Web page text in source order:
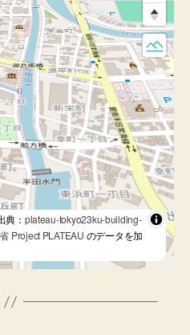
典： plateau-tokyo23ku-building-
Project PLATEAU のデータを加